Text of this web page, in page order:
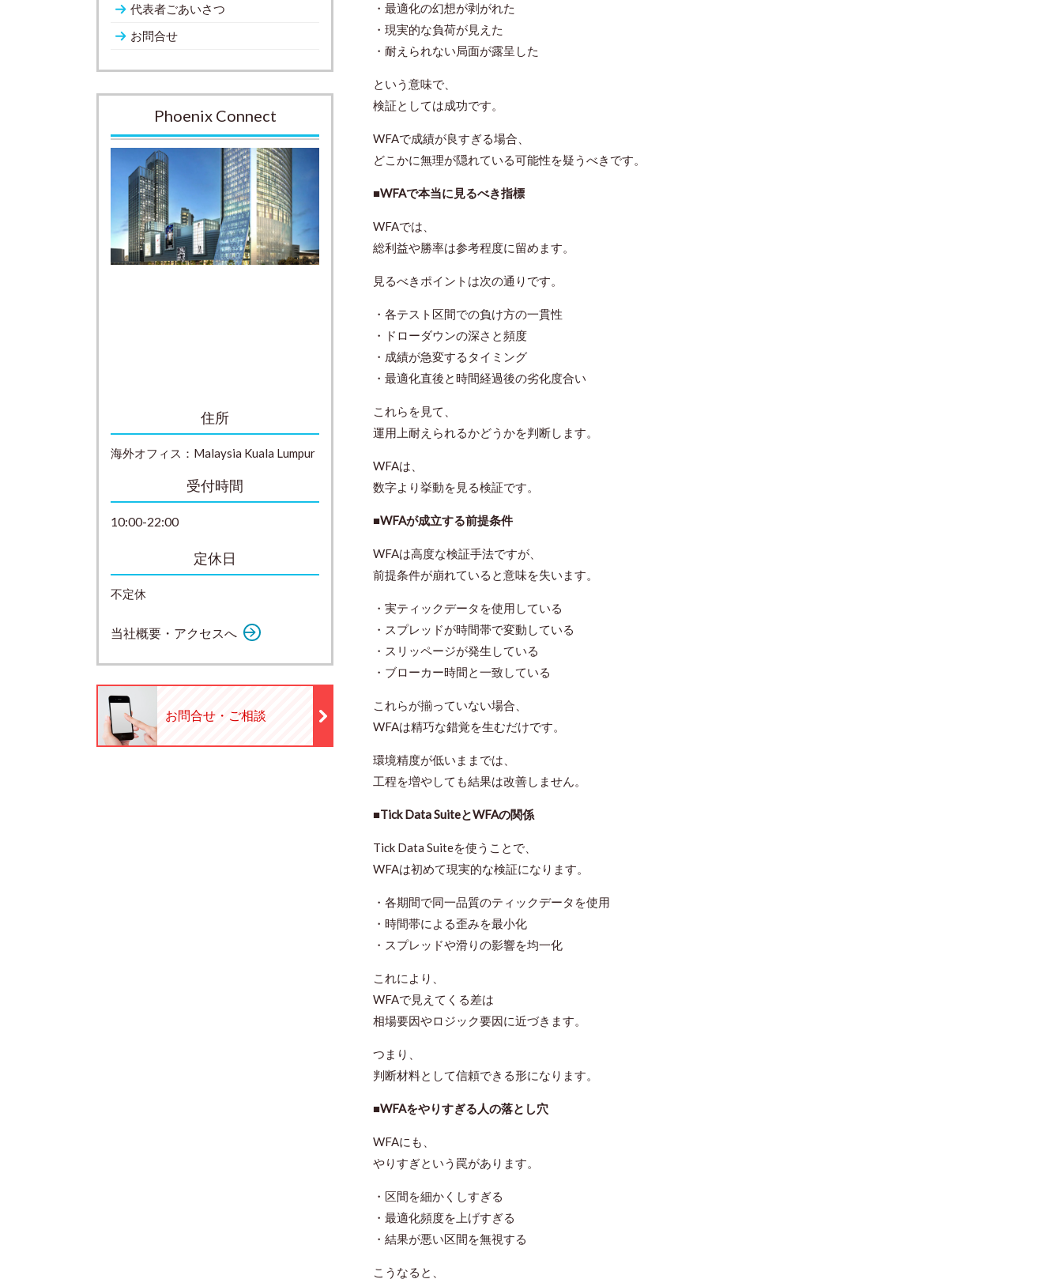
・最適化の幻想が剥がれた
・現実的な負荷が見えた
・耐えられない局面が露呈した
という意味で、
検証としては成功です。
WFAで成績が良すぎる場合、
どこかに無理が隠れている可能性を疑うべきです。
■WFAで本当に見るべき指標
WFAでは、
総利益や勝率は参考程度に留めます。
見るべきポイントは次の通りです。
・各テスト区間での負け方の一貫性
・ドローダウンの深さと頻度
・成績が急変するタイミング
・最適化直後と時間経過後の劣化度合い
これらを見て、
運用上耐えられるかどうかを判断します。
WFAは、
数字より挙動を見る検証です。
■WFAが成立する前提条件
WFAは高度な検証手法ですが、
前提条件が崩れていると意味を失います。
・実ティックデータを使用している
・スプレッドが時間帯で変動している
・スリッページが発生している
・ブローカー時間と一致している
これらが揃っていない場合、
WFAは精巧な錯覚を生むだけです。
環境精度が低いままでは、
工程を増やしても結果は改善しません。
■Tick Data SuiteとWFAの関係
Tick Data Suiteを使うことで、
WFAは初めて現実的な検証になります。
・各期間で同一品質のティックデータを使用
・時間帯による歪みを最小化
・スプレッドや滑りの影響を均一化
これにより、
WFAで見えてくる差は
相場要因やロジック要因に近づきます。
つまり、
判断材料として信頼できる形になります。
■WFAをやりすぎる人の落とし穴
WFAにも、
やりすぎという罠があります。
・区間を細かくしすぎる
・最適化頻度を上げすぎる
・結果が悪い区間を無視する
こうなると、
代表者ごあいさつ
お問合せ
Phoenix Connect
住所
海外オフィス： Malaysia Kuala Lumpur
受付時間
10:00-22:00
定休日
不定休
当社概要・アクセスへ
お問合せ・ご相談